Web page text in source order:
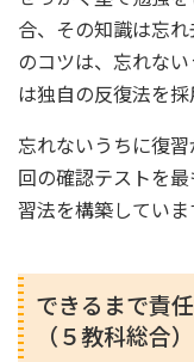
合、その知識は忘
のコツは、忘れな
は独自の反復法を採
忘れないうちに復
回の確認テストを
習法を構築していま
できるまで責
（５教科総合）